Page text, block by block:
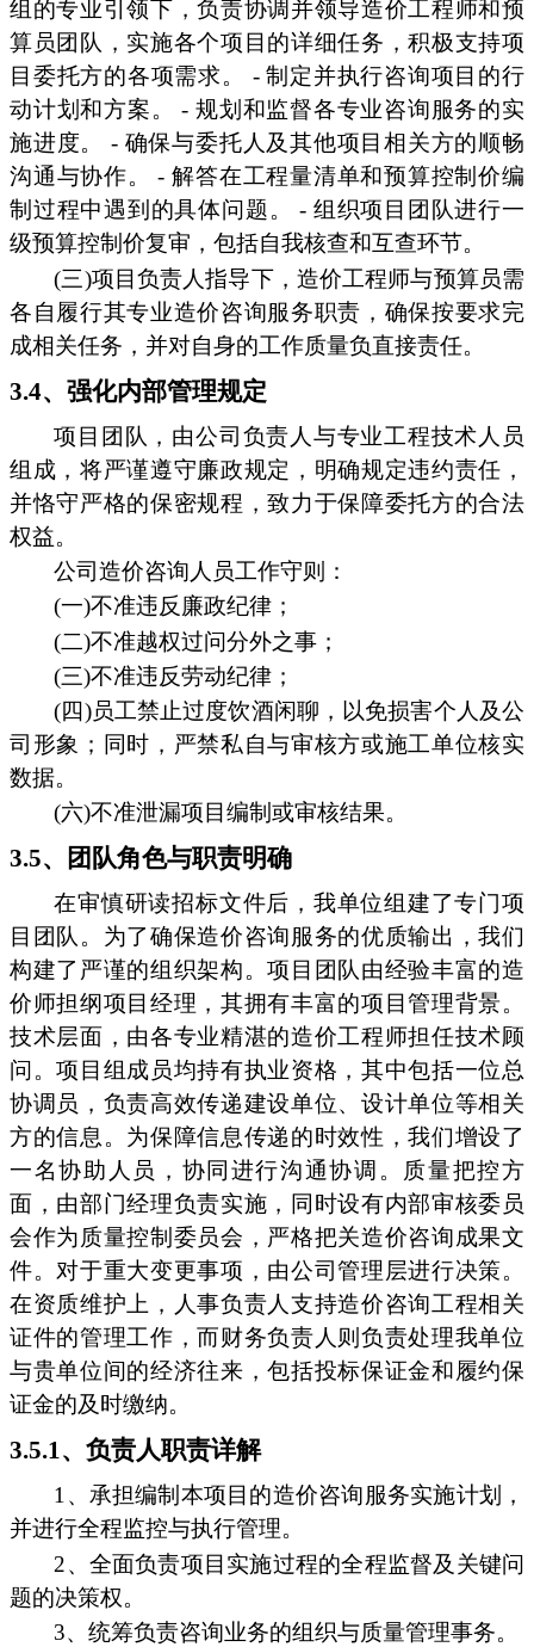
组的专业引领下，负责协调并领导造价工程师和预
算员团队，实施各个项目的详细任务，积极支持项
目委托方的各项需求。 - 制定并执行咨询项目的行
动计划和方案。 - 规划和监督各专业咨询服务的实
施进度。 - 确保与委托人及其他项目相关方的顺畅
沟通与协作。 - 解答在工程量清单和预算控制价编
制过程中遇到的具体问题。 - 组织项目团队进行一
级预算控制价复审，包括自我核查和互查环节。
(三)项目负责人指导下，造价工程师与预算员需
各自履行其专业造价咨询服务职责，确保按要求完
成相关任务，并对自身的工作质量负直接责任。
3.4、强化内部管理规定
项目团队，由公司负责人与专业工程技术人员
组成，将严谨遵守廉政规定，明确规定违约责任，
并恪守严格的保密规程，致力于保障委托方的合法
权益。
公司造价咨询人员工作守则：
(一)不准违反廉政纪律；
(二)不准越权过问分外之事；
(三)不准违反劳动纪律；
(四)员工禁止过度饮酒闲聊，以免损害个人及公
司形象；同时，严禁私自与审核方或施工单位核实
数据。
(六)不准泄漏项目编制或审核结果。
3.5、团队角色与职责明确
在审慎研读招标文件后，我单位组建了专门项
目团队。为了确保造价咨询服务的优质输出，我们
构建了严谨的组织架构。项目团队由经验丰富的造
价师担纲项目经理，其拥有丰富的项目管理背景。
技术层面，由各专业精湛的造价工程师担任技术顾
问。项目组成员均持有执业资格，其中包括一位总
协调员，负责高效传递建设单位、设计单位等相关
方的信息。为保障信息传递的时效性，我们增设了
一名协助人员，协同进行沟通协调。质量把控方
面，由部门经理负责实施，同时设有内部审核委员
会作为质量控制委员会，严格把关造价咨询成果文
件。对于重大变更事项，由公司管理层进行决策。
在资质维护上，人事负责人支持造价咨询工程相关
证件的管理工作，而财务负责人则负责处理我单位
与贵单位间的经济往来，包括投标保证金和履约保
证金的及时缴纳。
3.5.1、负责人职责详解
1、承担编制本项目的造价咨询服务实施计划，
并进行全程监控与执行管理。
2、全面负责项目实施过程的全程监督及关键问
题的决策权。
3、统筹负责咨询业务的组织与质量管理事务。